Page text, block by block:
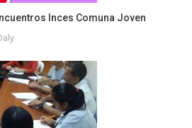
Inces Comuna Joven